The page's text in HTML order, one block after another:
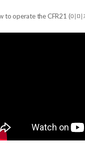
to operate the CFR21 (이미